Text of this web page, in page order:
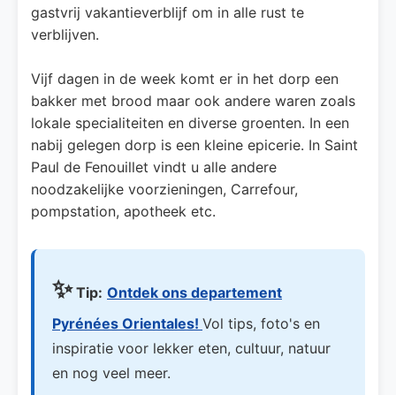
gastvrij vakantieverblijf om in alle rust te
verblijven.
Vijf dagen in de week komt er in het dorp een
bakker met brood maar ook andere waren zoals
lokale specialiteiten en diverse groenten. In een
nabij gelegen dorp is een kleine epicerie. In Saint
Paul de Fenouillet vindt u alle andere
noodzakelijke voorzieningen, Carrefour,
pompstation, apotheek etc.
✨Tip: Ontdek ons departement
Pyrénées Orientales! Vol tips, foto's en
inspiratie voor lekker eten, cultuur, natuur
en nog veel meer.